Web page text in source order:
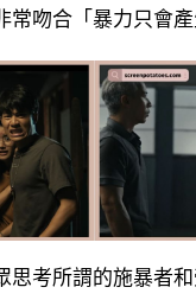
吻合「暴力只會
思考所謂的施暴者